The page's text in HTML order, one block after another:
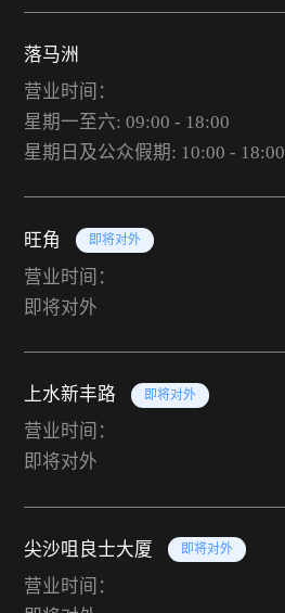
落马洲
营业时间：
星期一至六: 09:00 - 18:00
星期日及公众假期: 10:00 - 18:00
旺角 即将对外
营业时间：
即将对外
上水新丰路 即将对外
营业时间：
即将对外
尖沙咀良士大厦 即将对外
营业时间：